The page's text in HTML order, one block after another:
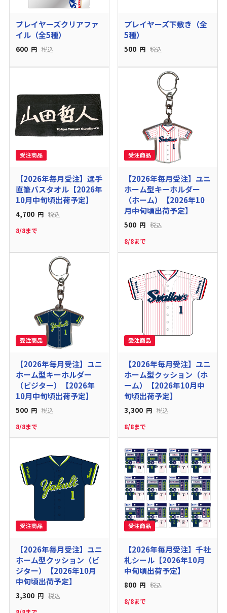
プレイヤーズクリアファ
イル（全5種）
600 円 税込
プレイヤーズ下敷き（全
5種）
500 円 税込
【2026年毎月受注】選手
直筆バスタオル【2026年
10月中旬頃出荷予定】
4,700 円 税込
8/8まで
【2026年毎月受注】ユニ
ホーム型キーホルダー
（ホーム）【2026年10
月中旬頃出荷予定】
500 円 税込
8/8まで
【2026年毎月受注】ユニ
ホーム型キーホルダー
（ビジター）【2026年
10月中旬頃出荷予定】
500 円 税込
8/8まで
【2026年毎月受注】ユニ
ホーム型クッション（ホ
ーム）【2026年10月中
旬頃出荷予定】
3,300 円 税込
8/8まで
【2026年毎月受注】ユニ
ホーム型クッション（ビ
ジター）【2026年10月
中旬頃出荷予定】
3,300 円 税込
【2026年毎月受注】千社
札シール【2026年10月
中旬頃出荷予定】
800 円 税込
8/8まで